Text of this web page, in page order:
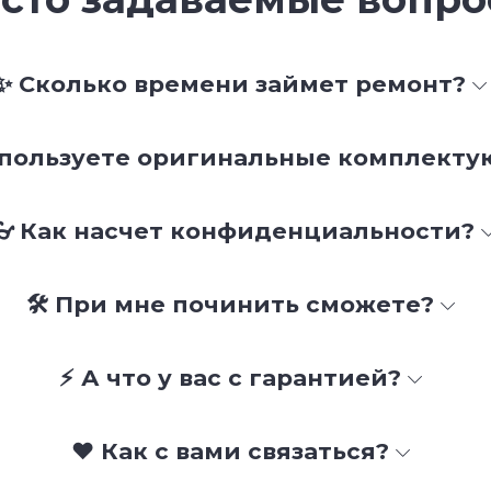
Сколько времени займет ремонт?
оригинальные
Как насчет конфиденциальности?
🛠 При мне починить сможете?
⚡ А что у вас с гарантией?
❤️ Как с вами связаться?